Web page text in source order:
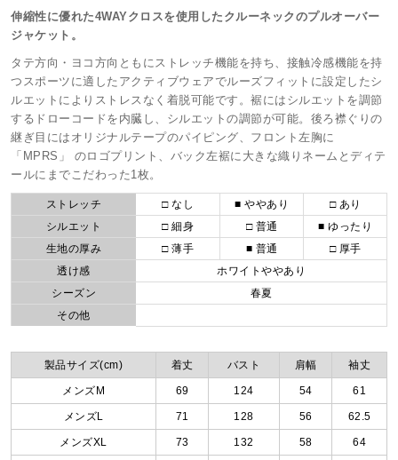
伸縮性に優れた4WAYクロスを使用したクルーネックのプルオーバー
ジャケット。
タテ方向・ヨコ方向ともにストレッチ機能を持ち、接触冷感機能を持
つスポーツに適したアクティブウェアでルーズフィットに設定したシ
ルエットによりストレスなく着脱可能です。裾にはシルエットを調節
するドローコードを内臓し、シルエットの調節が可能。後ろ襟ぐりの
継ぎ目にはオリジナルテープのパイピング、フロント左胸に
「MPRS」 のロゴプリント、バック左裾に大きな織りネームとディテ
ールにまでこだわった1枚。
ストレッチ □ なし ■ ややあり
□ あり
シルエット
□ 細身 □ 普通
■ ゆったり
生地の厚み
□ 薄手 ■ 普通
□ 厚手
透け感
ホワイトややあり
シーズン
春夏
その他
製品サイズ(cm) 着丈 バスト 肩幅 袖丈
メンズM 69 124 54 61
メンズL 71 128 56 62.5
メンズXL 73 132 58 64